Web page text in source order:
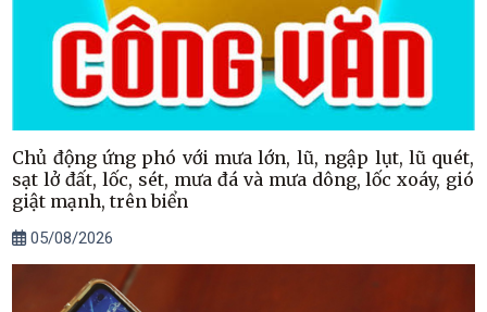
Chủ động ứng phó với mưa lớn, lũ, ngập lụt, lũ quét,
sạt lở đất, lốc, sét, mưa đá và mưa dông, lốc xoáy, gió
giật mạnh, trên biển
05/08/2026